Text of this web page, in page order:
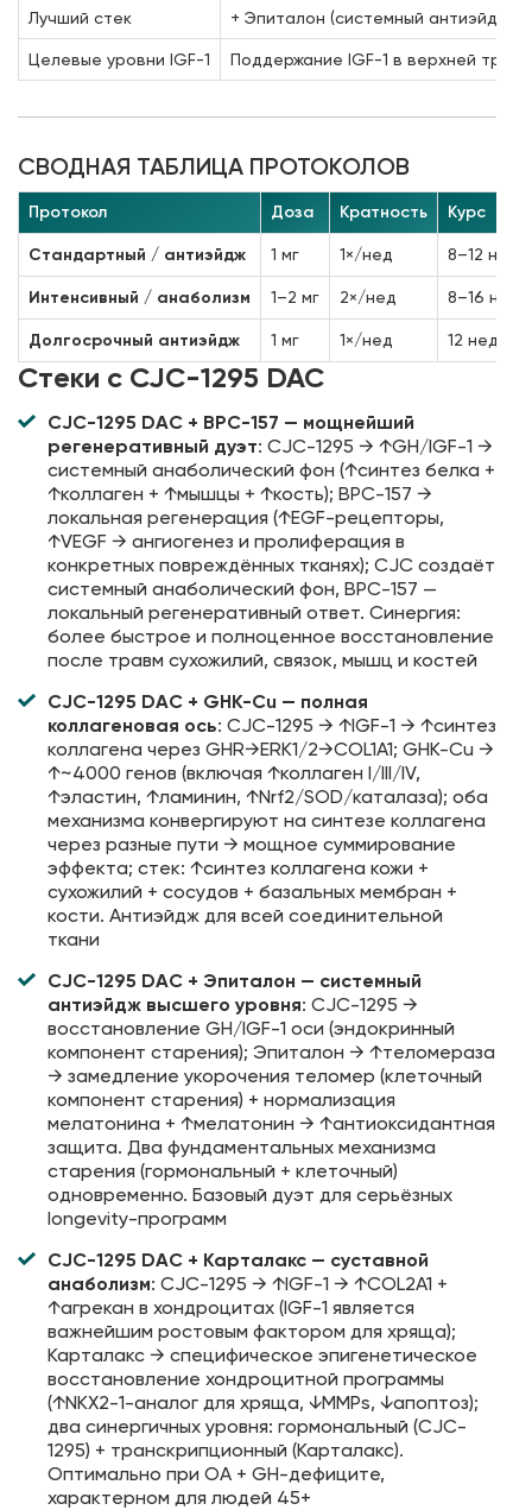
Лучший стек + Эпиталон (системный антиэйдж +
Целевые уровни IGF-1 Поддержание IGF-1 в верхней
СВОДНАЯ ТАБЛИЦА ПРОТОКОЛОВ
Протокол Доза Кратность Курс
Стандартный / антиэйдж 1 мг 1×/нед 8–12 нед
Интенсивный / анаболизм 1–2 мг 2×/нед 8–16 нед
Долгосрочный антиэйдж 1 мг 1×/нед 12 нед →
Стеки с CJC-1295 DAC
CJC-1295 DAC + BPC-157 — мощнейший
регенеративный дуэт: CJC-1295 → ↑GH/IGF-1 →
системный анаболический фон (↑синтез белка +
↑коллаген + ↑мышцы + ↑кость); BPC-157 →
локальная регенерация (↑EGF-рецепторы,
↑VEGF → ангиогенез и пролиферация в
конкретных повреждённых тканях); CJC создаёт
системный анаболический фон, BPC-157 —
локальный регенеративный ответ. Синергия:
более быстрое и полноценное восстановление
после травм сухожилий, связок, мышц и костей
CJC-1295 DAC + GHK-Cu — полная
коллагеновая ось: CJC-1295 → ↑IGF-1 → ↑синтез
коллагена через GHR→ERK1/2→COL1A1; GHK-Cu →
↑~4000 генов (включая ↑коллаген I/III/IV,
↑эластин, ↑ламинин, ↑Nrf2/SOD/каталаза); оба
механизма конвергируют на синтезе коллагена
через разные пути → мощное суммирование
эффекта; стек: ↑синтез коллагена кожи +
сухожилий + сосудов + базальных мембран +
кости. Антиэйдж для всей соединительной
ткани
CJC-1295 DAC + Эпиталон — системный
антиэйдж высшего уровня: CJC-1295 →
восстановление GH/IGF-1 оси (эндокринный
компонент старения); Эпиталон → ↑теломераза
→ замедление укорочения теломер (клеточный
компонент старения) + нормализация
мелатонина + ↑мелатонин → ↑антиоксидантная
защита. Два фундаментальных механизма
старения (гормональный + клеточный)
одновременно. Базовый дуэт для серьёзных
longevity-программ
CJC-1295 DAC + Карталакс — суставной
анаболизм: CJC-1295 → ↑IGF-1 → ↑COL2A1 +
↑агрекан в хондроцитах (IGF-1 является
важнейшим ростовым фактором для хряща);
Карталакс → специфическое эпигенетическое
восстановление хондроцитной программы
(↑NKX2-1-аналог для хряща, ↓MMPs, ↓апоптоз);
два синергичных уровня: гормональный (CJC-
1295) + транскрипционный (Карталакс).
Оптимально при ОА + GH-дефиците,
характерном для людей 45+